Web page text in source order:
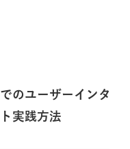
のユーザーインタ
実践方法